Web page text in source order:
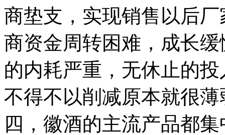
商垫支，实现销售以后
商资金周转困难，成长
的内耗严重，无休止的
不得不以削减原本就很
四，徽酒的主流产品都